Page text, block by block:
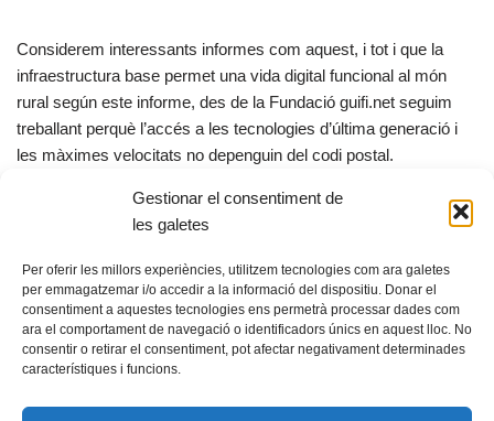
Gestionar el consentiment de
les galetes
Per oferir les millors experiències, utilitzem tecnologies com ara galetes
per emmagatzemar i/o accedir a la informació del dispositiu. Donar el
consentiment a aquestes tecnologies ens permetrà processar dades com
ara el comportament de navegació o identificadors únics en aquest lloc. No
consentir o retirar el consentiment, pot afectar negativament determinades
característiques i funcions.
Considerem interessants informes com aquest, i tot i que la
infraestructura base permet una vida digital funcional al món
rural según este informe, des de la Fundació guifi.net seguim
treballant perquè l’accés a les tecnologies d’última generació i
les màximes velocitats no depenguin del codi postal.
a
c
e
b
E
ail
C
o
m
p
ar
© Fundació guifi.net -Privadesa i avís legal